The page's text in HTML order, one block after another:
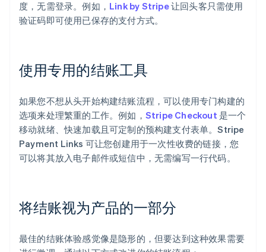
度，无需登录。例如， Link by Stripe让回头客只需使用
验证码即可使用已保存的支付方式。
使用专用的结账工具
如果您不想从头开始构建结账流程，可以使用专门构建的
选项来处理繁重的工作。例如， Stripe Checkout 是一个
移动就绪、快速加载且可定制的预构建支付表单。Stripe
Payment Links 可让您创建用于一次性收费的链接，您
可以将其放入电子邮件或短信中，无需编写一行代码。
将结账视为产品的一部分
最佳的结账体验感觉像是隐形的，但要达到这种效果需要
English
爱尔兰